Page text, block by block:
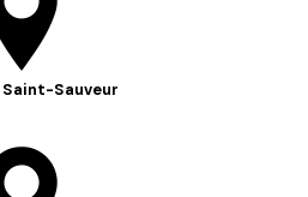
Saint-Sauveur